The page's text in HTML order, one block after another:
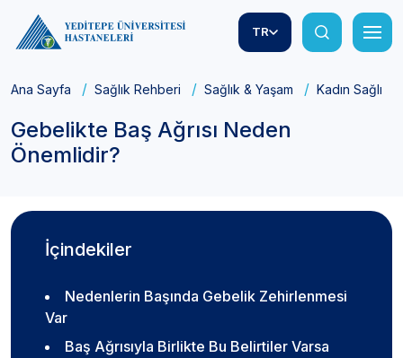
TR
Ana Sayfa Sağlık Rehberi Sağlık & Yaşam Kadın Sağlığı
Gebelikte Baş Ağrısı Neden
Önemlidir?
İçindekiler
Nedenlerin Başında Gebelik Zehirlenmesi
Var
Baş Ağrısıyla Birlikte Bu Belirtiler Varsa